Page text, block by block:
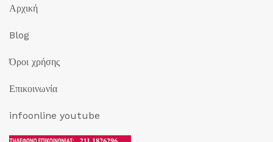
Αρχική
Blog
Όροι χρήσης
Επικοινωνία
infoonline youtube